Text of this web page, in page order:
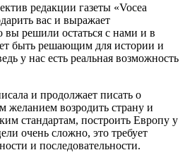
ре­дакции газеты «Vocea
вас и выража­ет
вы ре­шили остаться с нами и в
быть решающим для истории и
у нас есть реальная возможность
и продолжает писать о
желанием возродить страну и
стандартам, построить Европу у
очень сложно, это требует
и последовательности.